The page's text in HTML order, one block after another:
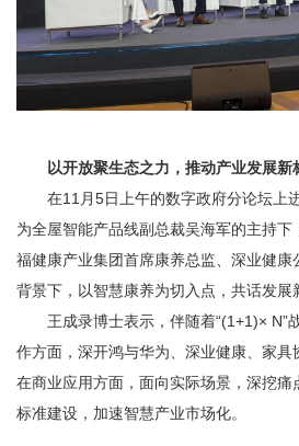
以开放聚生态之力，推动产业发展新
在11月5日上午的数字政府分论坛上进
为全屋智能产品线副总裁吴海军的主持
福健康产业集团首席康养总监、深业健
背景下，以智慧康养为切入点，共话发展
王成录博士表示，伴随着“(1+1)× N”战
作方面，深开鸿与华为、深业健康、家
在商业应用方面，面向实际场景，深挖
标准建设，加速智慧产业市场化。